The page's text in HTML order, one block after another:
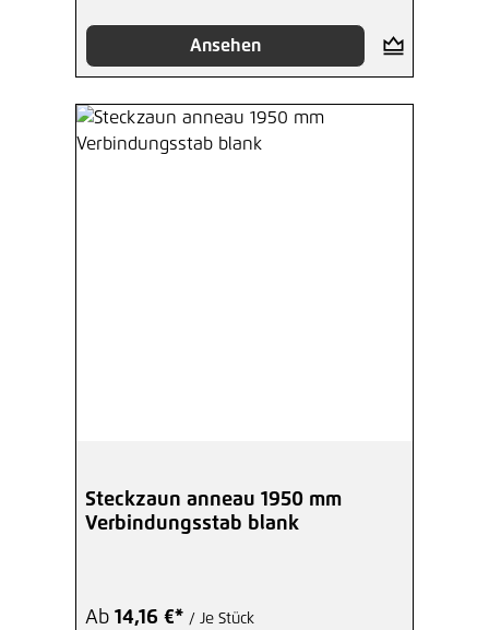
Ansehen
Steckzaun anneau 1950 mm
Verbindungsstab blank
Ab 14,16 €* / Je Stück